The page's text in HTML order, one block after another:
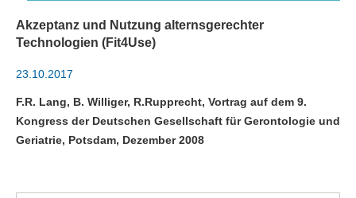
Akzeptanz und Nutzung alternsgerechter
Technologien (Fit4Use)
23.10.2017
F.R. Lang, B. Williger, R.Rupprecht, Vortrag auf dem 9.
Kongress der Deutschen Gesellschaft für Gerontologie und
Geriatrie, Potsdam, Dezember 2008